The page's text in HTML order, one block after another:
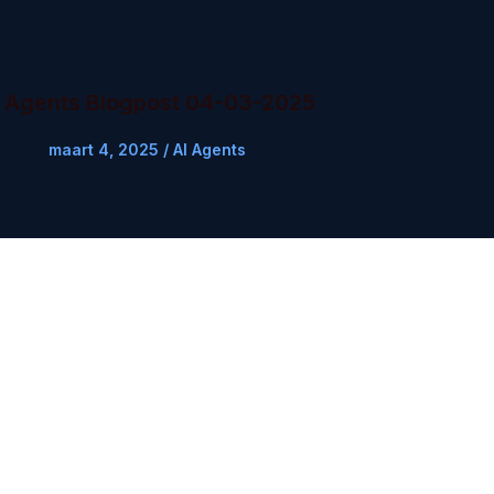
Agents Blogpost 04-03-2025
maart 4, 2025 / AI Agents